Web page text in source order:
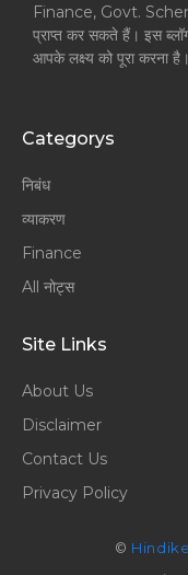
Finance, Govt.
प्राप्त कर सकते हैं। इस
आपके लक्ष्य को पूरा करना है।
Categorys
निबंध
व्याकरण
Finance
All नोट्स
Site Links
About Us
Disclaimer
Contact Us
Privacy Policy
©